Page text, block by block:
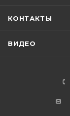
КОНТАКТЫ
ВИДЕО